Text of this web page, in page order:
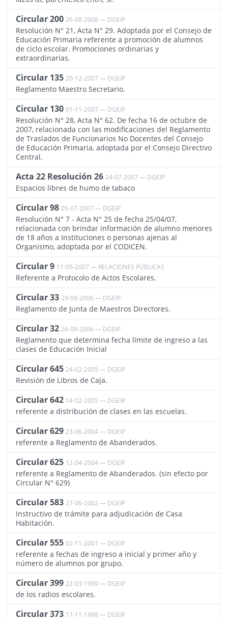
Circular 200 26-08-2008 — DGEIP
Resolución N° 21, Acta N° 29. Adoptada por el Consejo de
Educación Primaria referente a promoción de alumnos
de ciclo escolar. Promociones ordinarias y
extraordinarias.
Circular 135 20-12-2007 — DGEIP
Reglamento Maestro Secretario.
Circular 130 01-11-2007 — DGEIP
Resolución N° 28, Acta N° 62. De fecha 16 de octubre de
2007, relacionada con las modificaciones del Reglamento
de Traslados de Funcionarios No Docentes del Consejo
de Educación Primaria, adoptada por el Consejo Directivo
Central.
Acta 22 Resolución 26 24-07-2007 — DGEIP
Espacios libres de humo de tabaco
Circular 98 05-07-2007 — DGEIP
Resolución N° 7 - Acta N° 25 de fecha 25/04/07,
relacionada con brindar información de alumno menores
de 18 años a Instituciones o personas ajenas al
Organismo, adoptada por el CODICEN.
Circular 9 11-05-2007 — RELACIONES PÚBLICAS
Referente a Protocolo de Actos Escolares.
Circular 33 29-09-2006 — DGEIP
Reglamento de Junta de Maestros Directores.
Circular 32 26-09-2006 — DGEIP
Reglamento que determina fecha límite de ingreso a las
clases de Educación Inicial
Circular 645 24-02-2005 — DGEIP
Revisión de Libros de Caja.
Circular 642 14-02-2005 — DGEIP
referente a distribución de clases en las escuelas.
Circular 629 23-06-2004 — DGEIP
referente a Reglamento de Abanderados.
Circular 625 12-04-2004 — DGEIP
referente a Reglamento de Abanderados. (sin efecto por
Circular N° 629)
Circular 583 27-06-2002 — DGEIP
Instructivo de trámite para adjudicación de Casa
Habitación.
Circular 555 02-11-2001 — DGEIP
referente a fechas de ingreso a inicial y primer año y
número de alumnos por grupo.
Circular 399 22-03-1999 — DGEIP
de los radios escolares.
Circular 373 17-11-1998 — DGEIP